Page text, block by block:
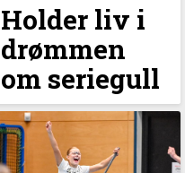
Holder liv i
drømmen
om seriegull